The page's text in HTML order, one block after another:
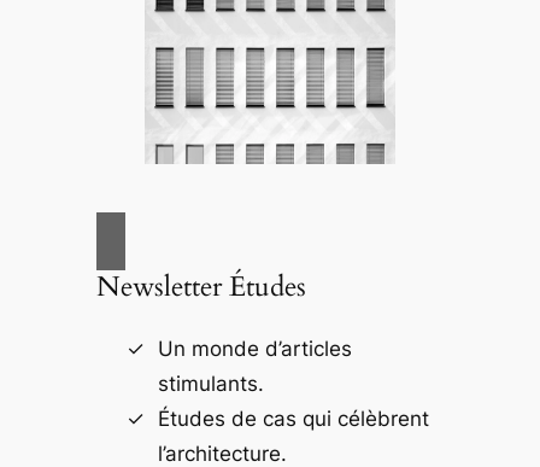
Newsletter Études
Un monde d’articles
stimulants.
Études de cas qui célèbrent
l’architecture.